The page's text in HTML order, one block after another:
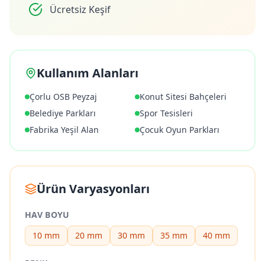
Ücretsiz Keşif
Kullanım Alanları
Çorlu OSB Peyzaj
Konut Sitesi Bahçeleri
Belediye Parkları
Spor Tesisleri
Fabrika Yeşil Alan
Çocuk Oyun Parkları
Ürün Varyasyonları
HAV BOYU
10 mm
20 mm 30 mm 35 mm 40 mm